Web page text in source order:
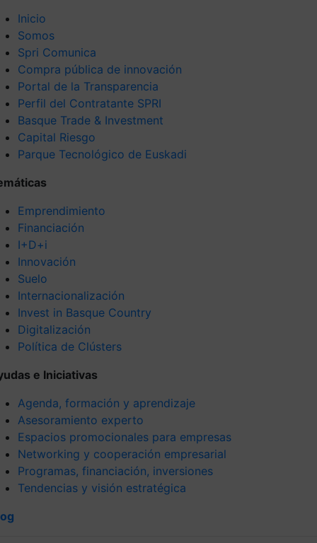
Inicio
Somos
Spri Comunica
Compra pública de innovación
Portal de la Transparencia
Perfil del Contratante SPRI
Basque Trade & Investment
Capital Riesgo
Parque Tecnológico de Euskadi
Emprendimiento
Financiación
I+D+i
Innovación
Suelo
Internacionalización
Invest in Basque Country
Digitalización
Política de Clústers
e Iniciativas
Agenda, formación y aprendizaje
Asesoramiento experto
Espacios promocionales para empresas
Networking y cooperación empresarial
Programas, financiación, inversiones
Tendencias y visión estratégica